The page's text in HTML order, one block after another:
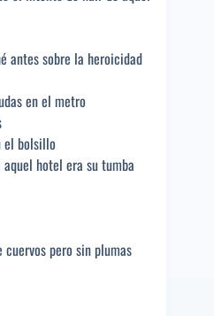
antes sobre la heroicidad
en el metro
el bolsillo
hotel era su tumba
pero sin plumas